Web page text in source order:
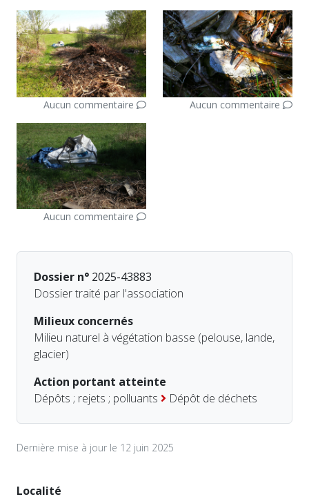
Aucun commentaire Aucun commentaire
Aucun commentaire
Dossier n° 2025-43883
Dossier traité par l'association
Milieux concernés
Milieu naturel à végétation basse (pelouse, lande,
glacier)
Action portant atteinte
Dépôts ; rejets ; polluants
Dépôt de déchets
Dernière mise à jour le 12 juin 2025
Localité